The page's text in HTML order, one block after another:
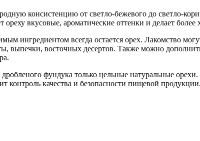
консистенцию от светло-бежевого до светло-
вкусовые, ароматические оттенки и делает более
ингредиентом всегда остается орех. Лакомство
выпечки, восточных десертов. Также можно
фундука только цельные натуральные
качества и безопасности пищевой продукции.